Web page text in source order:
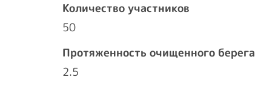
Количество участников
50
Протяженность очищенного
2.5